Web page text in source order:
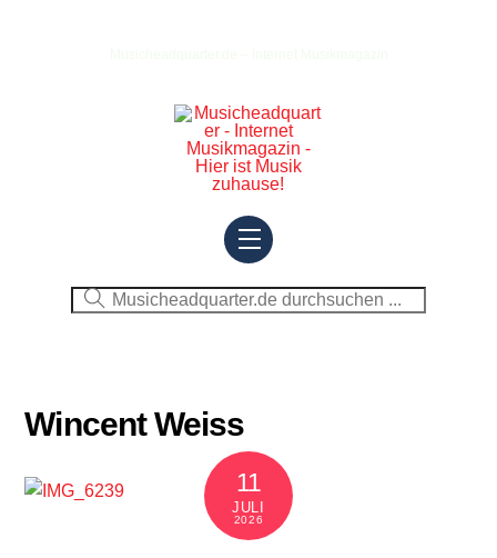
Menu
Wincent Weiss
11
JULI
2026